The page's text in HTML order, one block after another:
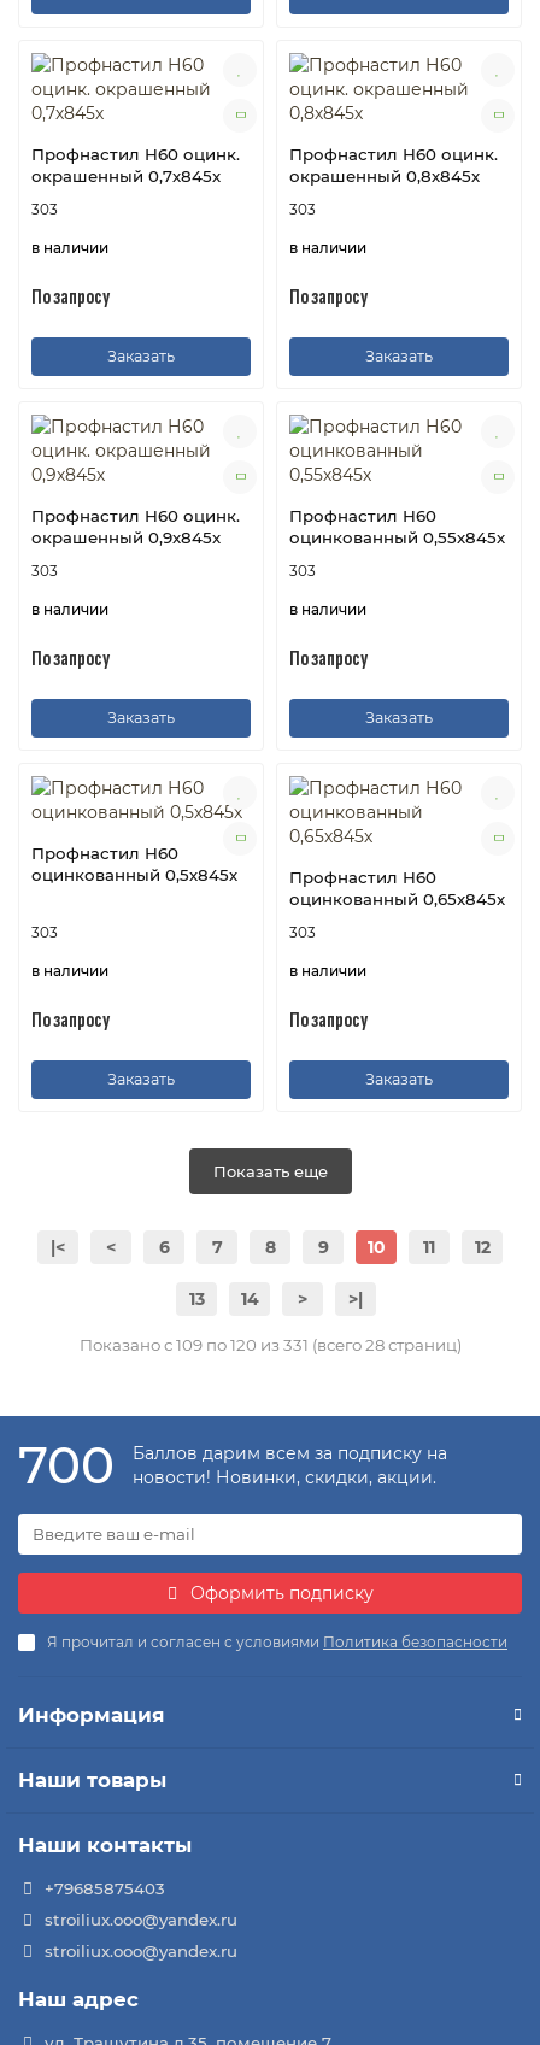
Профнастил Н60 оцинк.
окрашенный 0,7х845х
303
в наличии
По запросу
Заказать
Профнастил Н60 оцинк.
окрашенный 0,8х845х
303
в наличии
По запросу
Заказать
Профнастил Н60 оцинк.
окрашенный 0,9х845х
303
в наличии
По запросу
Заказать
Профнастил Н60
оцинкованный 0,55х845х
303
в наличии
По запросу
Заказать
Профнастил Н60
оцинкованный 0,5х845х
303
в наличии
По запросу
Заказать
Профнастил Н60
оцинкованный 0,65х845х
303
в наличии
По запросу
Заказать
Показать еще
|< < 6 7 8 9 10 11 12
13 14 > >|
Показано с 109 по 120 из 331 (всего 28 страниц)
700
Баллов дарим всем за подписку на
новости! Новинки, скидки, акции.
Оформить подписку
Я прочитал и согласен с условиями Политика безопасности
Информация
Наши товары
Наши контакты
+79685875403
stroiliux.ooo@yandex.ru
stroiliux.ooo@yandex.ru
Наш адрес